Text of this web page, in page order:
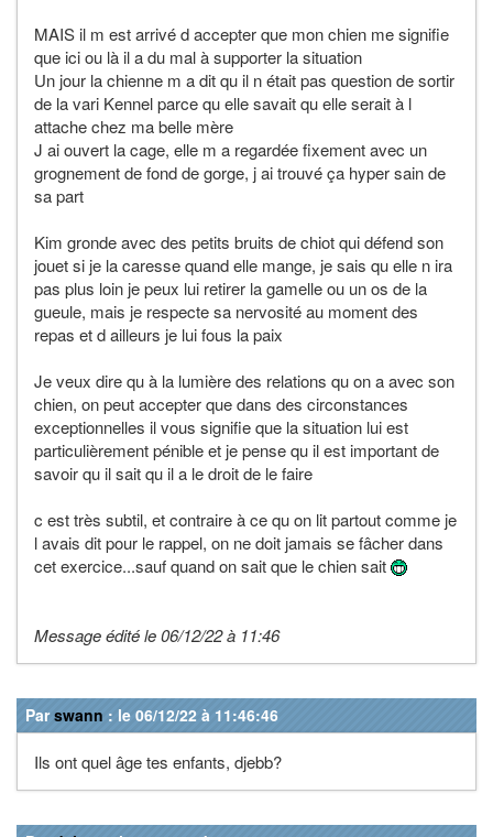
MAIS il m est arrivé d accepter que mon chien me signifie
que ici ou là il a du mal à supporter la situation
Un jour la chienne m a dit qu il n était pas question de sortir
de la vari Kennel parce qu elle savait qu elle serait à l
attache chez ma belle mère
J ai ouvert la cage, elle m a regardée fixement avec un
grognement de fond de gorge, j ai trouvé ça hyper sain de
sa part
Kim gronde avec des petits bruits de chiot qui défend son
jouet si je la caresse quand elle mange, je sais qu elle n ira
pas plus loin je peux lui retirer la gamelle ou un os de la
gueule, mais je respecte sa nervosité au moment des
repas et d ailleurs je lui fous la paix
Je veux dire qu à la lumière des relations qu on a avec son
chien, on peut accepter que dans des circonstances
exceptionnelles il vous signifie que la situation lui est
particulièrement pénible et je pense qu il est important de
savoir qu il sait qu il a le droit de le faire
c est très subtil, et contraire à ce qu on lit partout comme je
l avais dit pour le rappel, on ne doit jamais se fâcher dans
cet exercice...sauf quand on sait que le chien sait
Message édité le 06/12/22 à 11:46
Parswann : le 06/12/22 à 11:46:46
Ils ont quel âge tes enfants, djebb?